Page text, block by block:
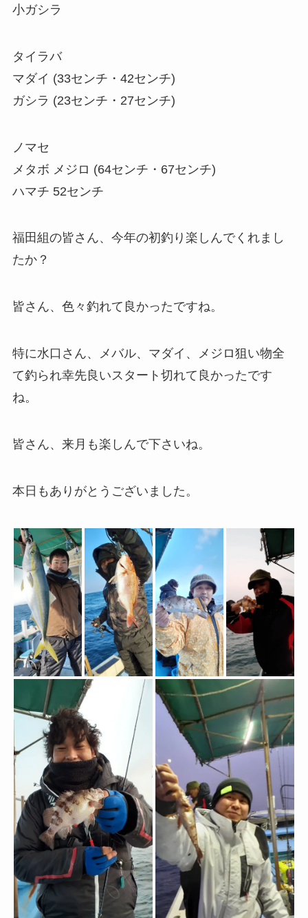
小ガシラ
タイラバ
マダイ (33センチ・42センチ)
ガシラ (23センチ・27センチ)
ノマセ
メタボ メジロ (64センチ・67センチ)
ハマチ 52センチ
福田組の皆さん、今年の初釣り楽しんでくれまし
たか？
皆さん、色々釣れて良かったですね。
特に水口さん、メバル、マダイ、メジロ狙い物全
て釣られ幸先良いスタート切れて良かったです
ね。
皆さん、来月も楽しんで下さいね。
本日もありがとうございました。